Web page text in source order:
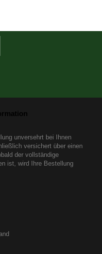
unversehrt bei Ihnen
versichert über einen
der vollständige
ist, wird Ihre Bestellung